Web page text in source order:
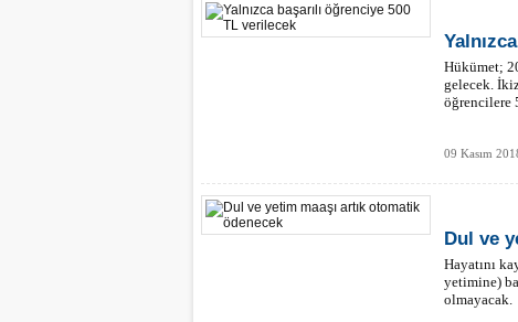
Hükümet;
gelecek.
öğrencilere
09 Kasım
Dul ve
Hayatını
yetimine)
olmayacak.